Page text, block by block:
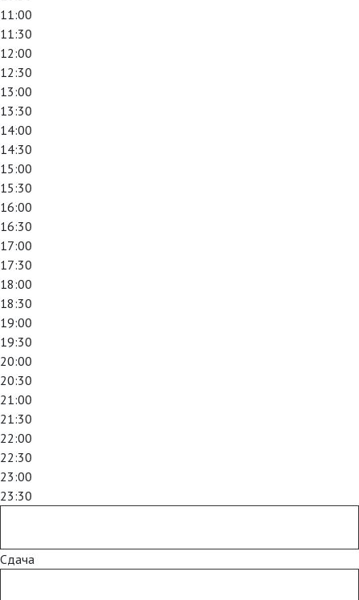
11:00
11:30
12:00
12:30
13:00
13:30
14:00
14:30
15:00
15:30
16:00
16:30
17:00
17:30
18:00
18:30
19:00
19:30
20:00
20:30
21:00
21:30
22:00
22:30
23:00
23:30
Сдача